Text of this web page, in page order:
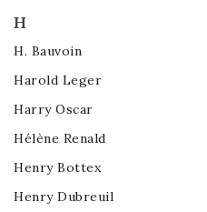
H
H. Bauvoin
Harold Leger
Harry Oscar
Hélène Renald
Henry Bottex
Henry Dubreuil